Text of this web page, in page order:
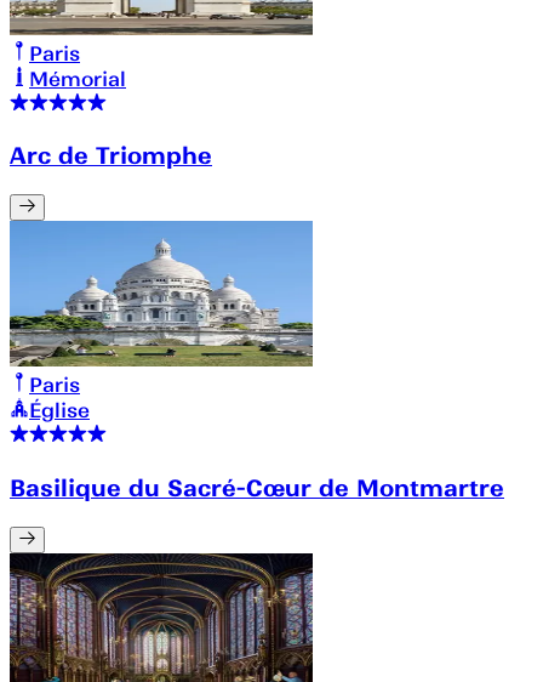
Paris
Mémorial
Arc de Triomphe
Paris
Église
Basilique du Sacré-Cœur de Montmartre